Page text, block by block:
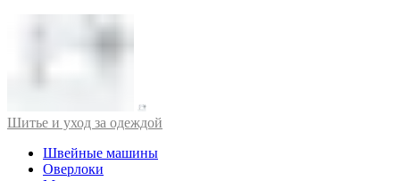
Шитье и уход за одеждой
Швейные машины
Оверлоки